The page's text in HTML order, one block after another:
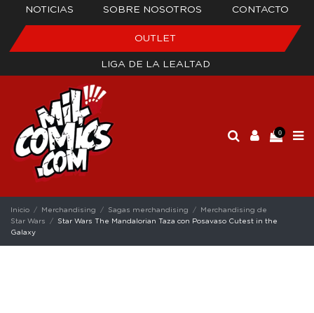
NOTICIAS SOBRE NOSOTROS CONTACTO
OUTLET
LIGA DE LA LEALTAD
0
Inicio Merchandising Sagas merchandising
Merchandising de
Star Wars
Star Wars The Mandalorian Taza con Posavaso Cutest in the
Galaxy